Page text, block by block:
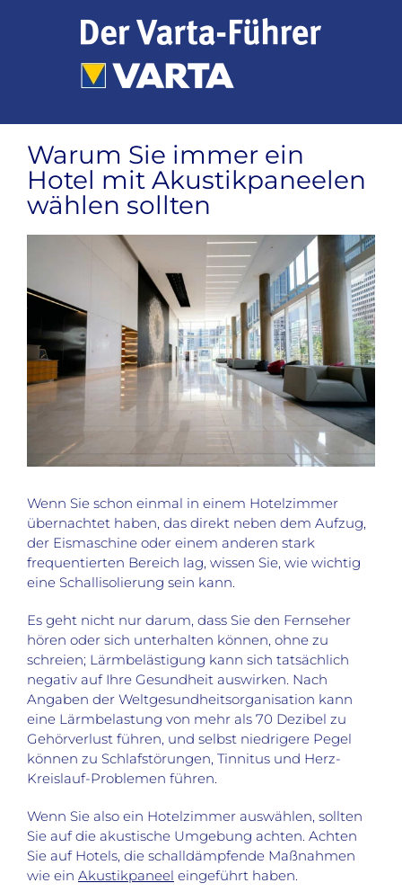
Warum Sie immer ein
Hotel mit Akustikpaneelen
wählen sollten
Wenn Sie schon einmal in einem Hotelzimmer
übernachtet haben, das direkt neben dem Aufzug,
der Eismaschine oder einem anderen stark
frequentierten Bereich lag, wissen Sie, wie wichtig
eine Schallisolierung sein kann.
Es geht nicht nur darum, dass Sie den Fernseher
hören oder sich unterhalten können, ohne zu
schreien; Lärmbelästigung kann sich tatsächlich
negativ auf Ihre Gesundheit auswirken. Nach
Angaben der Weltgesundheitsorganisation kann
eine Lärmbelastung von mehr als 70 Dezibel zu
Gehörverlust führen, und selbst niedrigere Pegel
können zu Schlafstörungen, Tinnitus und Herz-
Kreislauf-Problemen führen.
Wenn Sie also ein Hotelzimmer auswählen, sollten
Sie auf die akustische Umgebung achten. Achten
Sie auf Hotels, die schalldämpfende Maßnahmen
wie ein Akustikpaneel eingeführt haben.